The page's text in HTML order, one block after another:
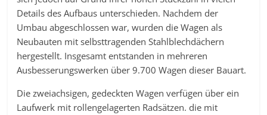
Details des Aufbaus unterschieden. Nachdem der
Umbau abgeschlossen war, wurden die Wagen als
Neubauten mit selbsttragenden Stahlblechdächern
hergestellt. Insgesamt entstanden in mehreren
Ausbesserungswerken über 9.700 Wagen dieser Bauart.
Die zweiachsigen, gedeckten Wagen verfügen über ein
Laufwerk mit rollengelagerten Radsätzen. die mit